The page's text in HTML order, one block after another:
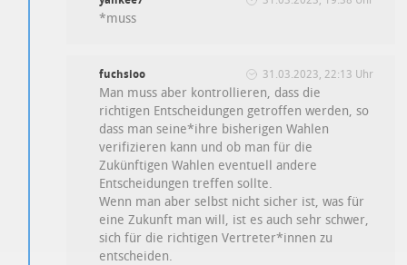
*muss
fuchsioo 31.03.2023, 22:13 Uhr
Man muss aber kontrollieren, dass die
richtigen Entscheidungen getroffen werden, so
dass man seine*ihre bisherigen Wahlen
verifizieren kann und ob man für die
Zukünftigen Wahlen eventuell andere
Entscheidungen treffen sollte.
Wenn man aber selbst nicht sicher ist, was für
eine Zukunft man will, ist es auch sehr schwer,
sich für die richtigen Vertreter*innen zu
entscheiden.